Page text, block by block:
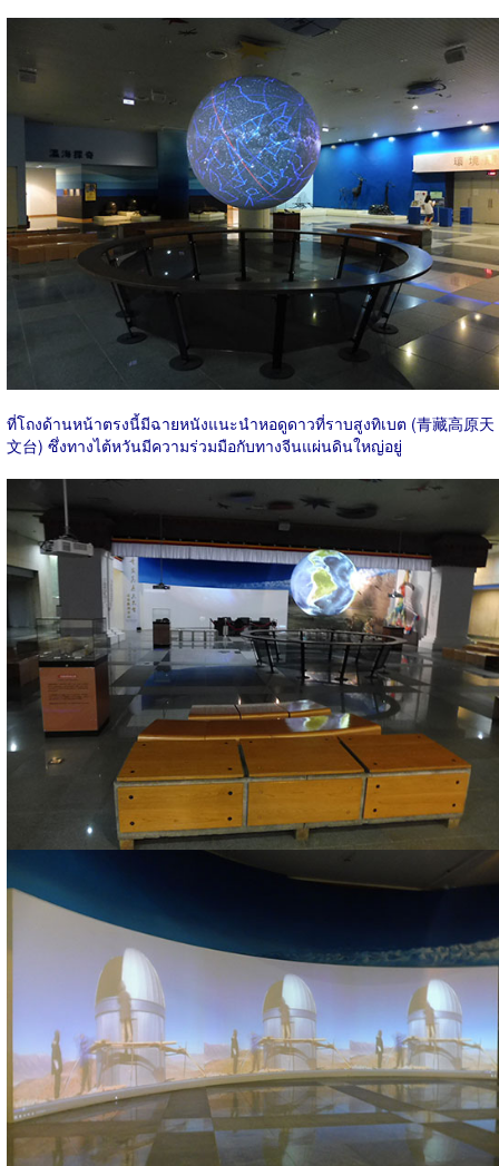
ที่โถงด้านหน้าตรงนี้มีฉายหนังแนะนำหอดูดาวที่ราบสูงทิเบต (青藏高原天
文台) ซึ่งทางไต้หวันมีความร่วมมือกับทางจีนแผ่นดินใหญ่อยู่